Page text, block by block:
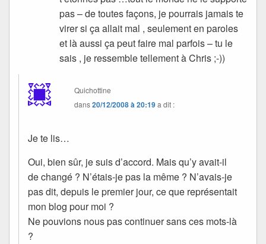
pas – de toutes façons, je pourrais jamais te
virer si ça allait mal , seulement en paroles
et là aussi ça peut faire mal parfois – tu le
sais , je ressemble tellement à Chris ;-))
Quichottine
dans20/12/2008 à 20:19a dit :
Je te lis…
Oui, bien sûr, je suis d’accord. Mais qu’y avait-il
de changé ? N’étais-je pas la même ? N’avais-je
pas dit, depuis le premier jour, ce que représentait
mon blog pour moi ?
Ne pouvions nous pas continuer sans ces mots-là
?